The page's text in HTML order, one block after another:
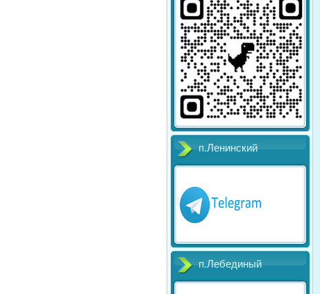
п.Ленинский
п.Лебединый